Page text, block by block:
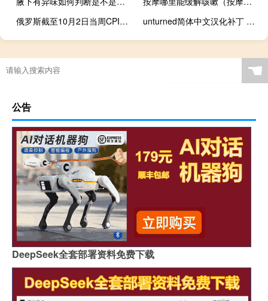
俄罗斯截至10月2日当周CPI周环比增长0.21%
unturned简体中文汉化补丁 V3.20.2.0 最新中文版（unturned简体中文汉化补丁 V3.20.2.0 最新中文版功能简介）
☚
公告
DeepSeek全套部署资料免费下载